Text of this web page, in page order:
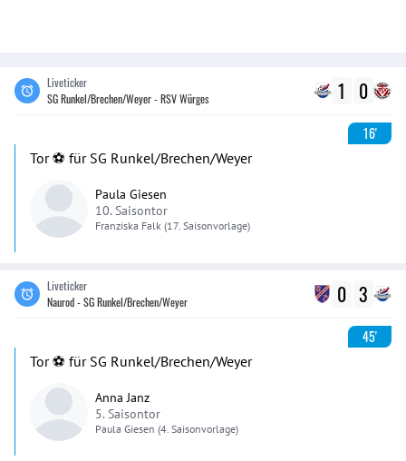
Liveticker
SG Runkel/Brechen/Weyer - RSV Würges
1 0
16'
Tor ⚽️ für SG Runkel/Brechen/Weyer
Paula Giesen
10. Saisontor
Franziska Falk (17. Saisonvorlage)
Liveticker
Naurod - SG Runkel/Brechen/Weyer
0 3
45'
Tor ⚽️ für SG Runkel/Brechen/Weyer
Anna Janz
5. Saisontor
Paula Giesen (4. Saisonvorlage)